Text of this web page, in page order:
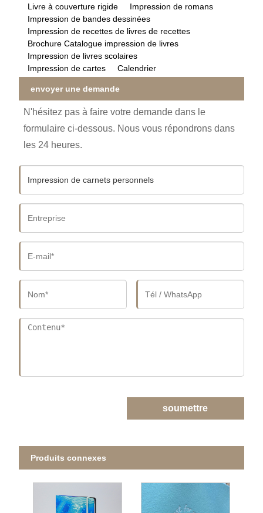
Livre à couverture rigide
Impression de romans
Impression de bandes dessinées
Impression de recettes de livres de recettes
Brochure Catalogue impression de livres
Impression de livres scolaires
Impression de cartes
Calendrier
envoyer une demande
N'hésitez pas à faire votre demande dans le
formulaire ci-dessous. Nous vous répondrons dans
les 24 heures.
soumettre
Produits connexes